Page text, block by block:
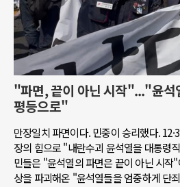
"파면, 끝이 아닌 시작"..."윤석
평등으로"
만장일치 파면이다. 민중이 승리했다.
장의 힘으로 "내란수괴 윤석열을 대통령
민들은 "윤석열의 파면은 끝이 아닌 시작
상을 파괴해온 "윤석열들을 엄중하게 단